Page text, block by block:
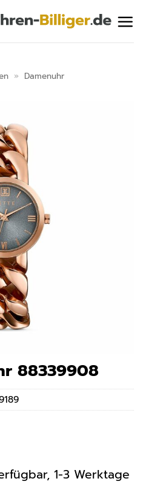
» Damenuhr
88339908
1-3 Werktage